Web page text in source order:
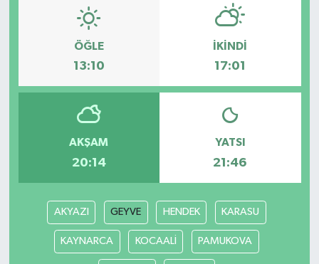
ÖĞLE
13:10
İKINDI
17:01
AKŞAM
20:14
YATSI
21:46
AKYAZI GEYVE HENDEK KARASU
KAYNARCA KOCAALİ PAMUKOVA